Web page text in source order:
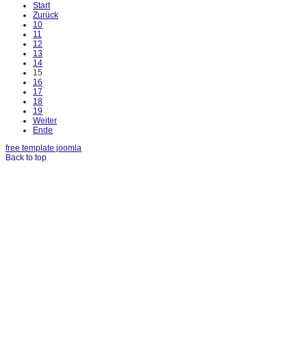
Start
Zurück
10
11
12
13
14
15
16
17
18
19
Weiter
Ende
free template joomla
Back to top